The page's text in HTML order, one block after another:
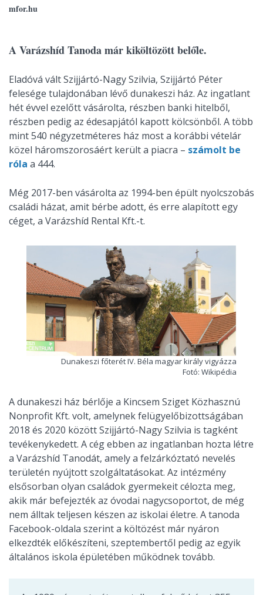
mfor.hu
A Varázshíd Tanoda már kiköltözött belőle.
Eladóvá vált Szijjártó-Nagy Szilvia, Szijjártó Péter
felesége tulajdonában lévő dunakeszi ház. Az ingatlant
hét évvel ezelőtt vásárolta, részben banki hitelből,
részben pedig az édesapjától kapott kölcsönből. A több
mint 540 négyzetméteres ház most a korábbi vételár
közel háromszorosáért került a piacra – számolt be
róla a 444.
Még 2017-ben vásárolta az 1994-ben épült nyolcszobás
családi házat, amit bérbe adott, és erre alapított egy
céget, a Varázshíd Rental Kft.-t.
Dunakeszi főterét IV. Béla magyar király vigyázza
Fotó: Wikipédia
A dunakeszi ház bérlője a Kincsem Sziget Közhasznú
Nonprofit Kft. volt, amelynek felügyelőbizottságában
2018 és 2020 között Szijjártó-Nagy Szilvia is tagként
tevékenykedett. A cég ebben az ingatlanban hozta létre
a Varázshíd Tanodát, amely a felzárkóztató nevelés
területén nyújtott szolgáltatásokat. Az intézmény
elsősorban olyan családok gyermekeit célozta meg,
akik már befejezték az óvodai nagycsoportot, de még
nem álltak teljesen készen az iskolai életre. A tanoda
Facebook-oldala szerint a költözést már nyáron
elkezdték előkészíteni, szeptembertől pedig az egyik
általános iskola épületében működnek tovább.